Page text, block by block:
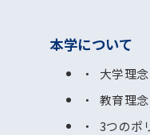
本学について
大学理念
教育理念
3つのポ